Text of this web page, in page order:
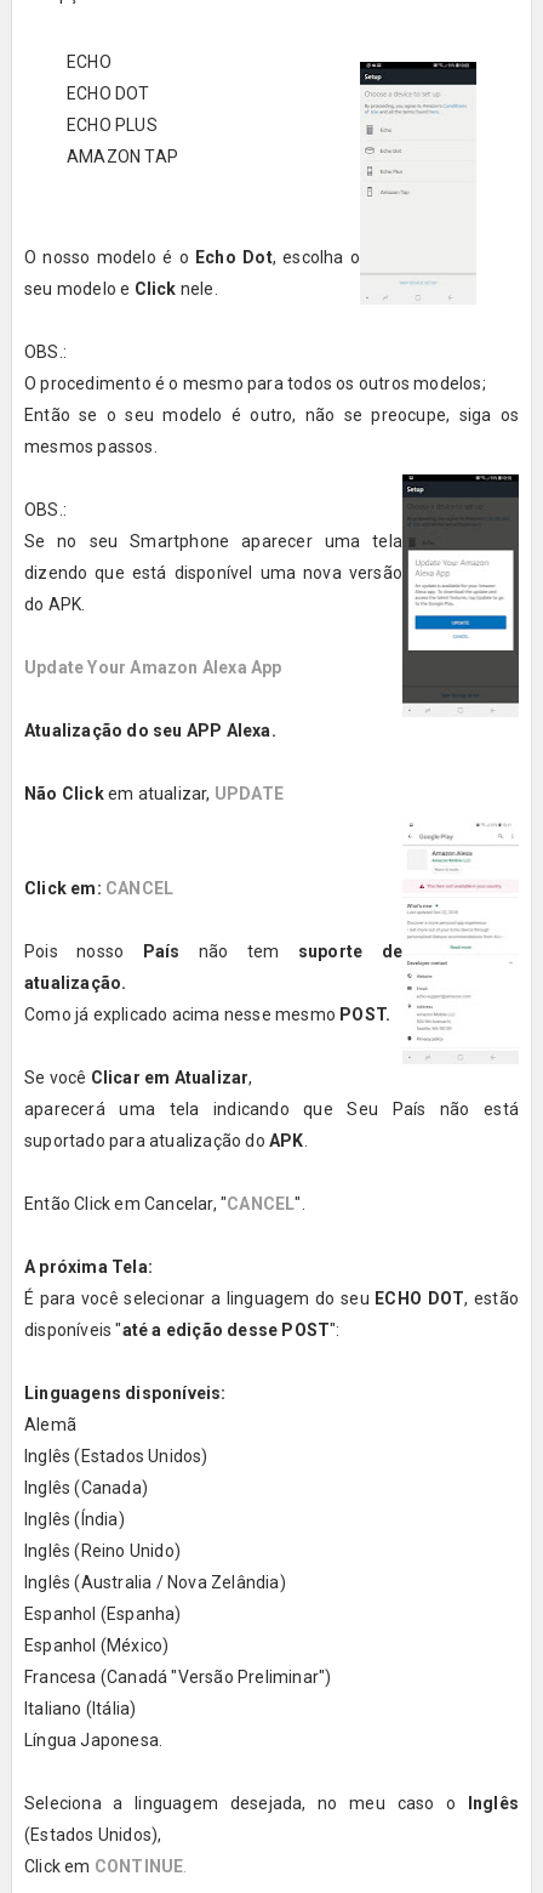
ECHO
ECHO DOT
ECHO PLUS
AMAZON TAP
O nosso modelo é o Echo Dot, escolha o
seu modelo e Click nele.
OBS.:
O procedimento é o mesmo para todos os outros modelos;
Então se o seu modelo é outro, não se preocupe, siga os
mesmos passos.
OBS.:
Se no seu Smartphone aparecer uma tela
dizendo que está disponível uma nova versão
do APK.
Update Your Amazon Alexa App
Atualização do seu APP Alexa.
Não Clickem atualizar, UPDATE
Click em: CANCEL
Pois nosso País não tem suporte de
atualização.
Como já explicado acima nesse mesmo POST.
Se você Clicar em Atualizar,
aparecerá uma tela indicando que Seu País não está
suportado para atualização do APK
Então Click em Cancelar, "CANCEL".
A próxima Tela:
É para você selecionar a linguagem do seu ECHO DOT, estão
disponíveis "até a edição desse POST":
Linguagens disponíveis:
Alemã
Inglês (Estados Unidos)
Inglês (Canada)
Inglês (Índia)
Inglês (Reino Unido)
Inglês (Australia / Nova Zelândia)
Espanhol (Espanha)
Espanhol (México)
Francesa (Canadá "Versão Preliminar")
Italiano (Itália)
Língua Japonesa.
Seleciona a linguagem desejada, no meu caso o Inglês
(Estados Unidos),
Click em CONTINUE